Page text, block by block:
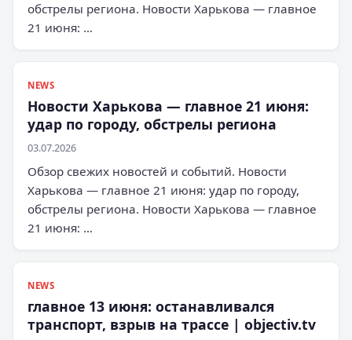
обстрелы региона. Новости Харькова — главное
21 июня: …
NEWS
Новости Харькова — главное 21 июня:
удар по городу, обстрелы региона
03.07.2026
Обзор свежих новостей и событий. Новости
Харькова — главное 21 июня: удар по городу,
обстрелы региона. Новости Харькова — главное
21 июня: …
NEWS
главное 13 июня: останавливался
транспорт, взрыв на трассе | objectiv.tv